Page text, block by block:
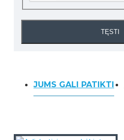
TĘSTI
JUMS GALI PATIKTI